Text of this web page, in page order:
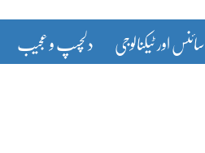
سائنس اور ٹیکنالوجی دلچسپ و عجیب